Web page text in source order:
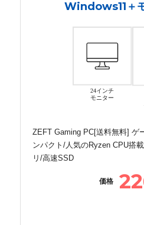
Windows11＋
24インチ
モニター
ZEFT Gaming PC[送料無料] ゲ
ンパクト/人気のRyzen CPU搭
リ/高速SSD
価格